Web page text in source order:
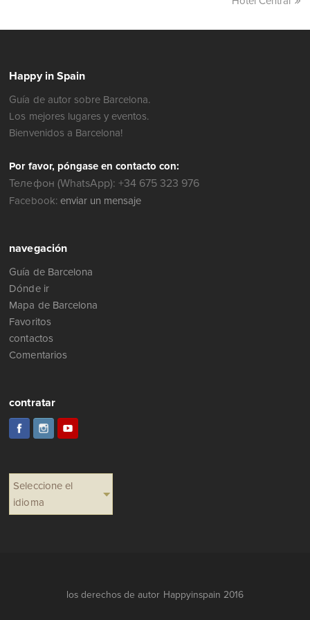
Happy in Spain
Guía de autor sobre Barcelona.
Los mejores lugares y eventos.
Bienvenidos a Barcelona!
Por favor, póngase en contacto con:
Телефон (WhatsApp): +34 675 323 976
Facebook: enviar un mensaje
navegación
Guía de Barcelona
Dónde ir
Mapa de Barcelona
Favoritos
contactos
Comentarios
contratar
Seleccione el
idioma
los derechos de autor Happyinspain 2016